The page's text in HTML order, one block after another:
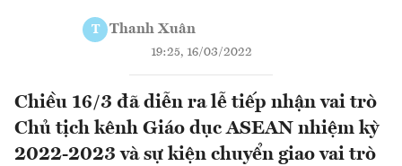
T Thanh Xuân
19:25, 16/03/2022
Chiều 16/3 đã diễn ra lễ tiếp nhận vai trò
Chủ tịch kênh Giáo dục ASEAN nhiệm kỳ
2022-2023 và sự kiện chuyển giao vai trò